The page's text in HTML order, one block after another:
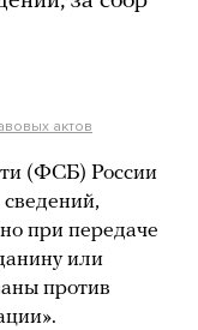
актов
(ФСБ) России
при передаче
или
против